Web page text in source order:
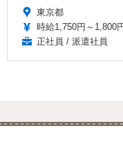
東京都
時給1,750円～1,800
正社員 / 派遣社員